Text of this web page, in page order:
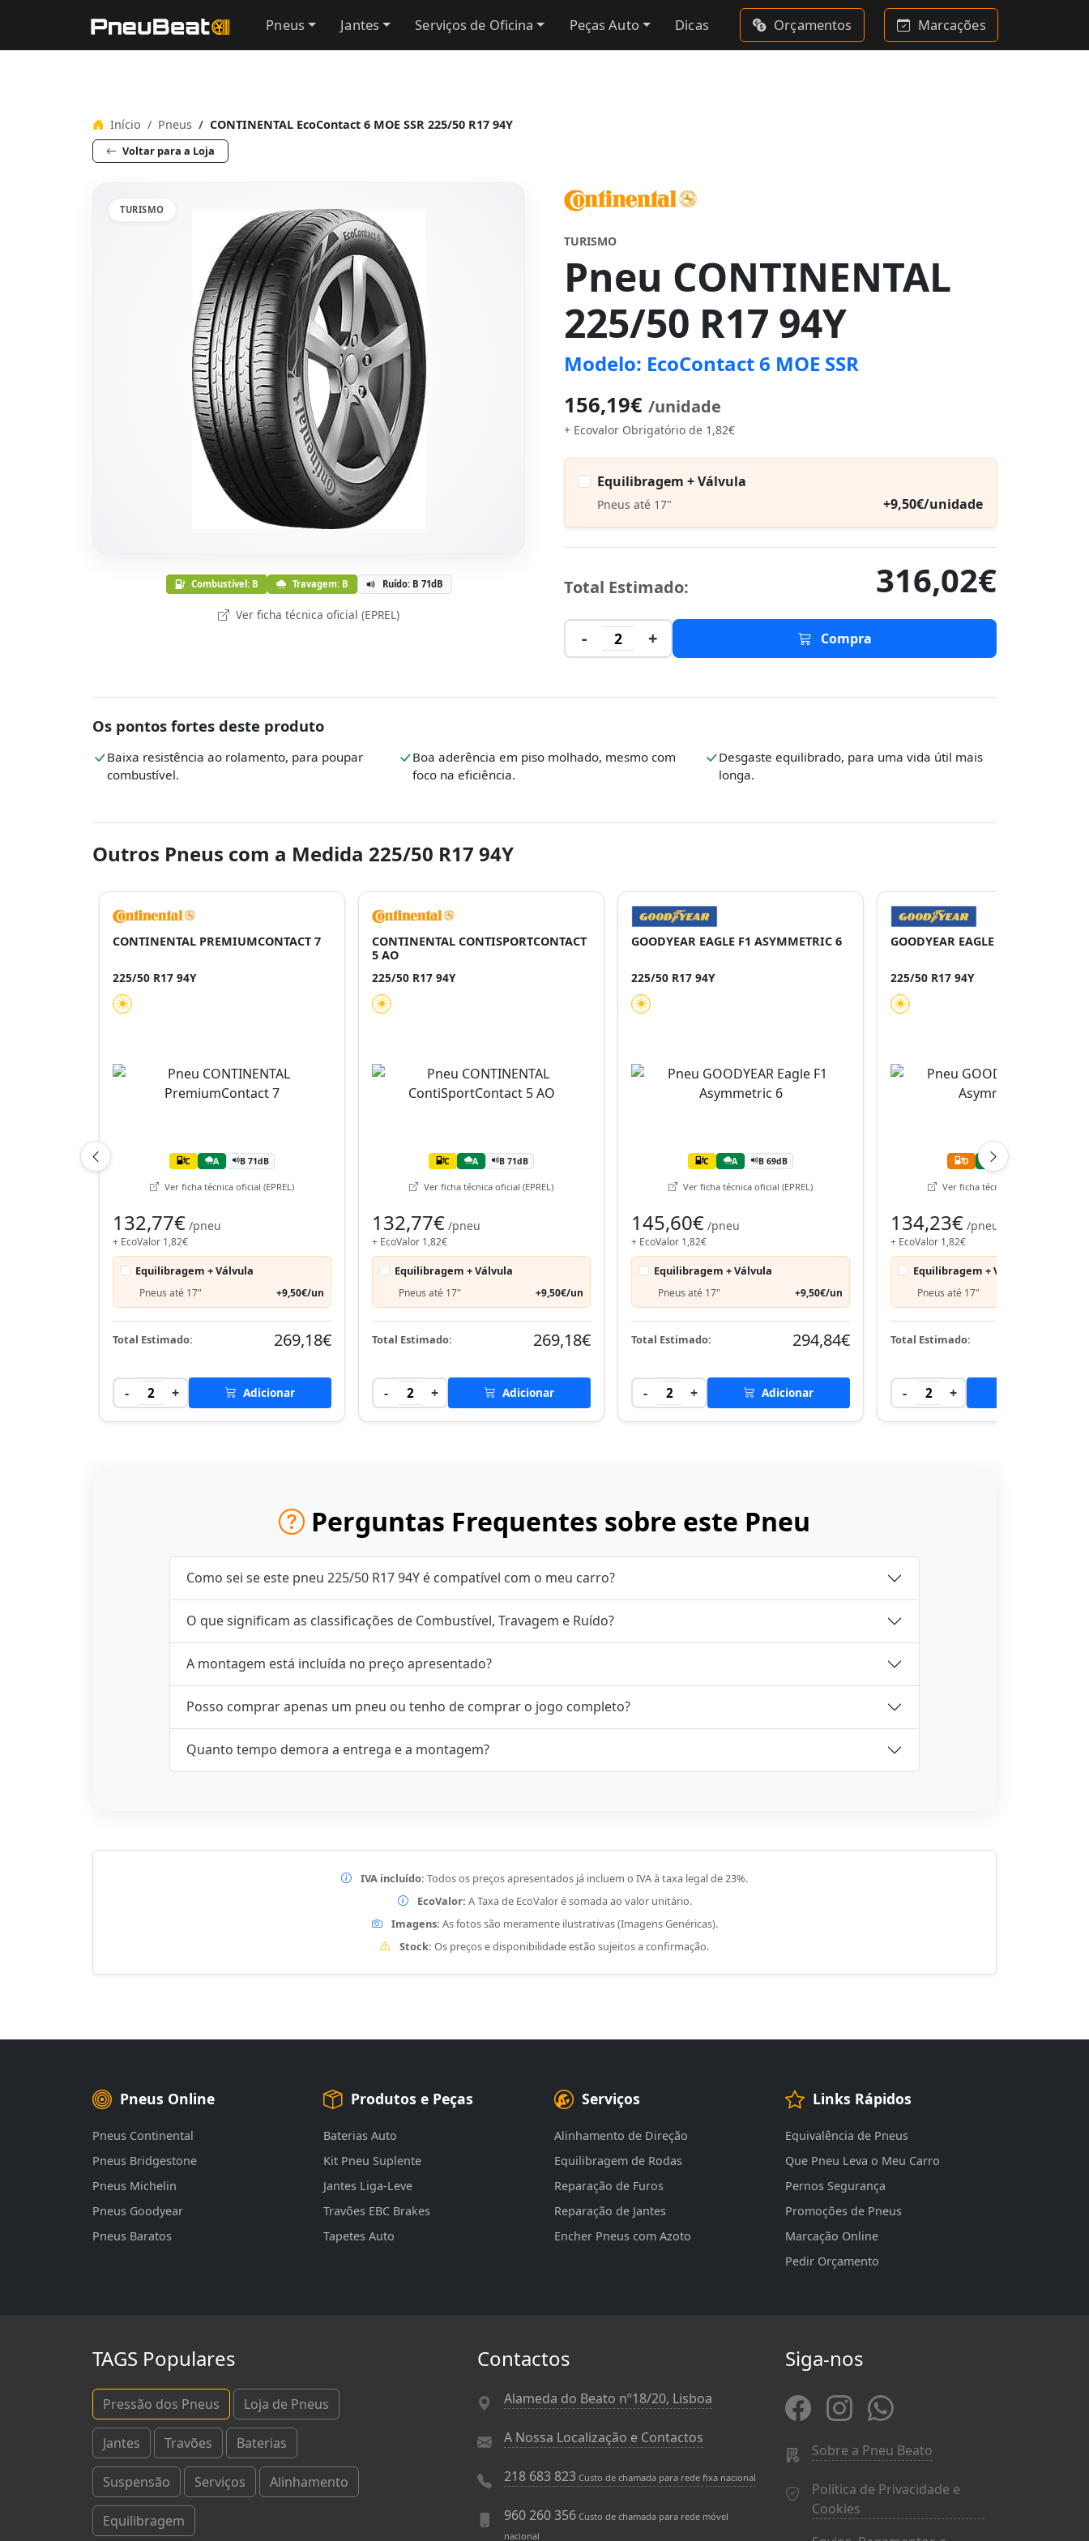
Pneus Jantes Serviços de Oficina Peças Auto Dicas Orçamentos Marcações
Início Pneus CONTINENTAL EcoContact 6 MOE SSR 225/50 R17 94Y
Voltar para a Loja
TURISMO
Combustível: B Travagem: B Ruído: B 71dB
Ver ficha técnica oficial (EPREL)
TURISMO
Pneu CONTINENTAL
225/50 R17 94Y
Modelo: EcoContact 6 MOE SSR
156,19€ /unidade
+ Ecovalor Obrigatório de 1,82€
Equilibragem + Válvula
Pneus até 17" +9,50€/unidade
Total Estimado: 316,02€
- 2 + Compra
Os pontos fortes deste produto
Baixa resistência ao rolamento, para poupar
combustível.
Boa aderência em piso molhado, mesmo com
foco na eficiência.
Desgaste equilibrado, para uma vida útil mais
longa.
Outros Pneus com a Medida 225/50 R17 94Y
CONTINENTAL PREMIUMCONTACT 7
225/50 R17 94Y
C A B 71dB
Ver ficha técnica oficial (EPREL)
132,77€ /pneu
+ EcoValor 1,82€
Equilibragem + Válvula
Pneus até 17" +9,50€/un
Total Estimado: 269,18€
- 2 + Adicionar
CONTINENTAL CONTISPORTCONTACT
5 AO
225/50 R17 94Y
C A B 71dB
Ver ficha técnica oficial (EPREL)
132,77€ /pneu
+ EcoValor 1,82€
Equilibragem + Válvula
Pneus até 17" +9,50€/un
Total Estimado: 269,18€
- 2 + Adicionar
GOODYEAR EAGLE F1 ASYMMETRIC 6
225/50 R17 94Y
C A B 69dB
Ver ficha técnica oficial (EPREL)
145,60€ /pneu
+ EcoValor 1,82€
Equilibragem + Válvula
Pneus até 17" +9,50€/un
Total Estimado: 294,84€
- 2 + Adicionar
GOODYEAR EAGLE F1
225/50 R17 94Y
D A
Ver ficha técnica oficial (EPREL)
134,23€ /pneu
+ EcoValor 1,82€
Equilibragem + Válvula
Pneus até 17"
Total Estimado:
- 2 +
Perguntas Frequentes sobre este Pneu
Como sei se este pneu 225/50 R17 94Y é compatível com o meu carro?
O que significam as classificações de Combustível, Travagem e Ruído?
A montagem está incluída no preço apresentado?
Posso comprar apenas um pneu ou tenho de comprar o jogo completo?
Quanto tempo demora a entrega e a montagem?
IVA incluído: Todos os preços apresentados já incluem o IVA à taxa legal de 23%.
EcoValor: A Taxa de EcoValor é somada ao valor unitário.
Imagens: As fotos são meramente ilustrativas (Imagens Genéricas).
Stock: Os preços e disponibilidade estão sujeitos a confirmação.
Pneus Online
Pneus Continental
Pneus Bridgestone
Pneus Michelin
Pneus Goodyear
Pneus Baratos
Produtos e Peças
Baterias Auto
Kit Pneu Suplente
Jantes Liga-Leve
Travões EBC Brakes
Tapetes Auto
Serviços
Alinhamento de Direção
Equilibragem de Rodas
Reparação de Furos
Reparação de Jantes
Encher Pneus com Azoto
Links Rápidos
Equivalência de Pneus
Que Pneu Leva o Meu Carro
Pernos Segurança
Promoções de Pneus
Marcação Online
Pedir Orçamento
TAGS Populares
Pressão dos Pneus Loja de Pneus
Jantes Travões Baterias
Suspensão Serviços Alinhamento
Equilibragem
Contactos
Alameda do Beato nº18/20, Lisboa
A Nossa Localização e Contactos
218 683 823 Custo de chamada para rede fixa nacional
960 260 356 Custo de chamada para rede móvel
nacional
Siga-nos
Sobre a Pneu Beato
Política de Privacidade e
Cookies